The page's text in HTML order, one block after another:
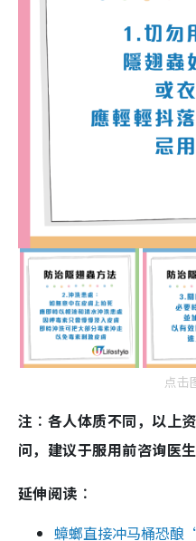
点击
注︰各人体质不同，以上
问，建议于服用前咨询医生
延伸阅读︰
蟑螂直接冲马桶恐酿